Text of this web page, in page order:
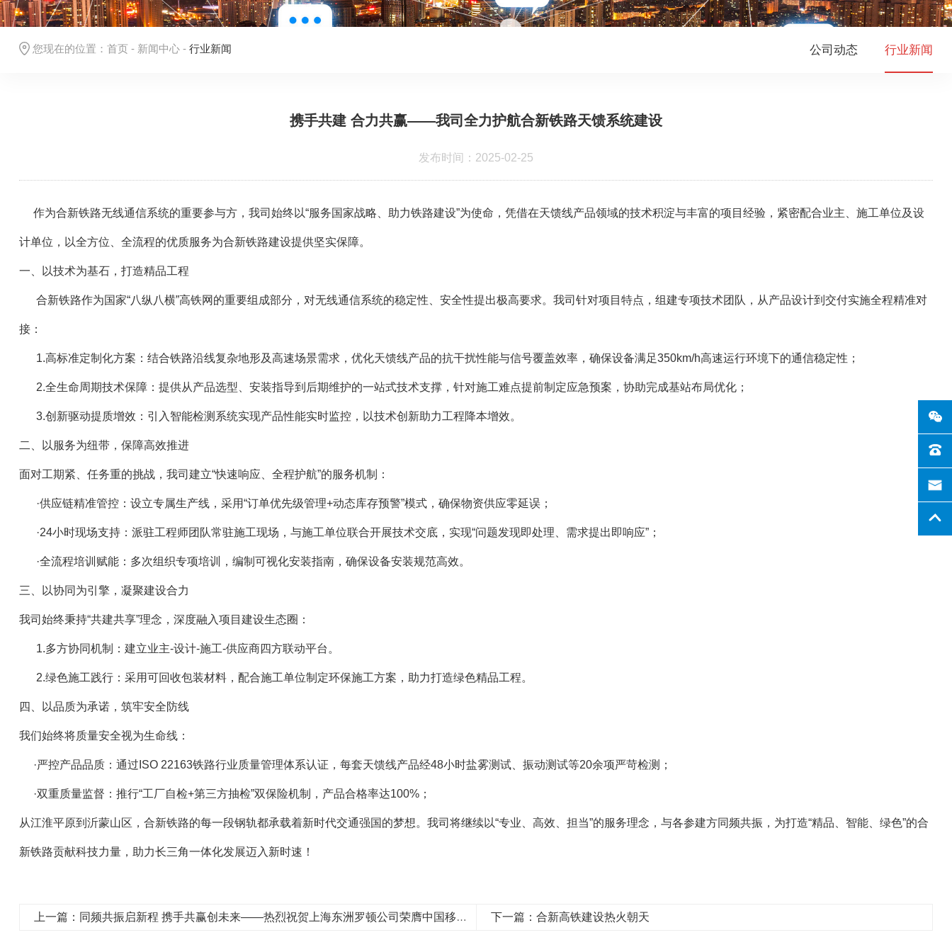
您现在的位置： 首页 - 新闻中心- 行业新闻 公司动态 行业新闻
携手共建 合力共赢——我司全力护航合新铁路天馈系统建设
发布时间：2025-02-25
作为合新铁路无线通信系统的重要参与方，我司始终以“服务国家战略、助力铁路建设”为使命，凭借在天馈线产品领域的技术积淀与丰富的项目经验，紧密配合业主、施工单位及设
计单位，以全方位、全流程的优质服务为合新铁路建设提供坚实保障。
一、以技术为基石，打造精品工程
合新铁路作为国家“八纵八横”高铁网的重要组成部分，对无线通信系统的稳定性、安全性提出极高要求。我司针对项目特点，组建专项技术团队，从产品设计到交付实施全程精准对
接：
1.高标准定制化方案：结合铁路沿线复杂地形及高速场景需求，优化天馈线产品的抗干扰性能与信号覆盖效率，确保设备满足350km/h高速运行环境下的通信稳定性；
2.全生命周期技术保障：提供从产品选型、安装指导到后期维护的一站式技术支撑，针对施工难点提前制定应急预案，协助完成基站布局优化；
3.创新驱动提质增效：引入智能检测系统实现产品性能实时监控，以技术创新助力工程降本增效。
二、以服务为纽带，保障高效推进
面对工期紧、任务重的挑战，我司建立“快速响应、全程护航”的服务机制：
·供应链精准管控：设立专属生产线，采用“订单优先级管理+动态库存预警”模式，确保物资供应零延误；
·24小时现场支持：派驻工程师团队常驻施工现场，与施工单位联合开展技术交底，实现“问题发现即处理、需求提出即响应”；
·全流程培训赋能：多次组织专项培训，编制可视化安装指南，确保设备安装规范高效。
三、以协同为引擎，凝聚建设合力
我司始终秉持“共建共享”理念，深度融入项目建设生态圈：
1.多方协同机制：建立业主-设计-施工-供应商四方联动平台。
2.绿色施工践行：采用可回收包装材料，配合施工单位制定环保施工方案，助力打造绿色精品工程。
四、以品质为承诺，筑牢安全防线
我们始终将质量安全视为生命线：
·严控产品品质：通过ISO 22163铁路行业质量管理体系认证，每套天馈线产品经48小时盐雾测试、振动测试等20余项严苛检测；
·双重质量监督：推行“工厂自检+第三方抽检”双保险机制，产品合格率达100%；
从江淮平原到沂蒙山区，合新铁路的每一段钢轨都承载着新时代交通强国的梦想。我司将继续以“专业、高效、担当”的服务理念，与各参建方同频共振，为打造“精品、智能、绿色”的合
新铁路贡献科技力量，助力长三角一体化发展迈入新时速！
上一篇：同频共振启新程 携手共赢创未来——热烈祝贺上海东洲罗顿公司荣膺中国移动绿色天线集采佳绩 下一篇：合新高铁建设热火朝天